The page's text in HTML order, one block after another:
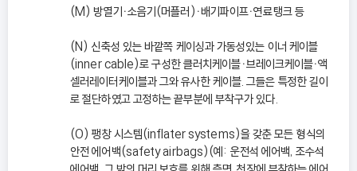
(M) 방열기ㆍ소음기(머플러)ㆍ배기파이프ㆍ연료탱크 등
(N) 신축성 있는 바깥쪽 케이싱과 가동성있는 이너 케이블
(inner cable)로 구성한 클러치케이블ㆍ브레이크케이블ㆍ액
셀러레이터케이블과 그와 유사한 케이블. 그들은 특정한 길이
로 절단하였고 고정하는 끝부분에 부착구가 있다.
(O) 팽창 시스템(inflater systems)을 갖춘 모든 형식의
안전 에어백(safety airbags)(예: 운전석 에어백, 조수석